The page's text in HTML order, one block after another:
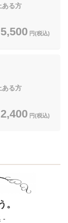
る方
5,500 円(税込)
る方
2,400 円(税込)
。
-